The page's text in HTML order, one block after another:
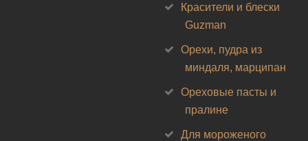
Красители и блески
Guzman
Орехи, пудра из
миндаля, марципан
Ореховые пасты и
пралине
Для мороженого